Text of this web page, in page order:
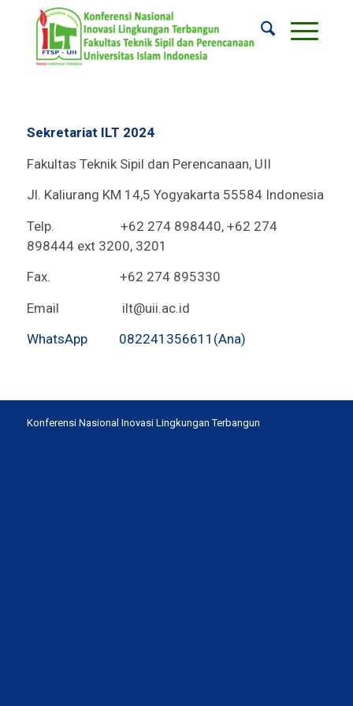
Sekretariat ILT 2024
Fakultas Teknik Sipil dan Perencanaan, UII
Jl. Kaliurang KM 14,5 Yogyakarta 55584 Indonesia
Telp. +62 274 898440, +62 274
898444 ext 3200, 3201
Fax. +62 274 895330
Email ilt@uii.ac.id
WhatsApp 082241356611(Ana)
Konferensi Nasional Inovasi Lingkungan Terbangun